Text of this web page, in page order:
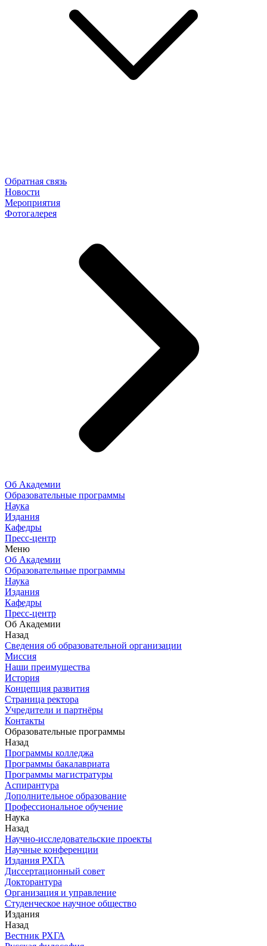
Обратная связь
Новости
Мероприятия
Фотогалерея
Об Академии
Образовательные программы
Наука
Издания
Кафедры
Пресс-центр
Меню
Об Академии
Образовательные программы
Наука
Издания
Кафедры
Пресс-центр
Об Академии
Назад
Сведения об образовательной организации
Миссия
Наши преимущества
История
Концепция развития
Страница ректора
Учредители и партнёры
Контакты
Образовательные программы
Назад
Программы колледжа
Программы бакалавриата
Программы магистратуры
Аспирантура
Дополнительное образование
Профессиональное обучение
Наука
Назад
Научно-исследовательские проекты
Научные конференции
Издания РХГА
Диссертационный совет
Докторантура
Организация и управление
Студенческое научное общество
Издания
Назад
Вестник РХГА